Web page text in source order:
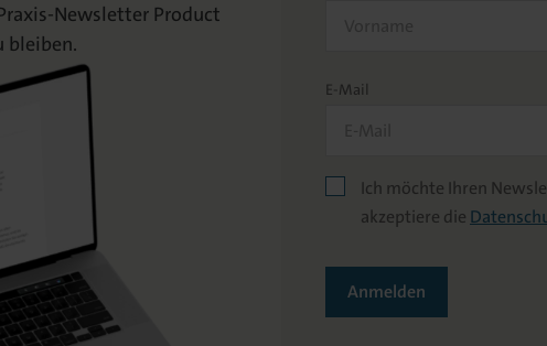
Newsletter Product
bleiben.
E-Mail
Ich möchte Ihren
akzeptiere die
Anmelden